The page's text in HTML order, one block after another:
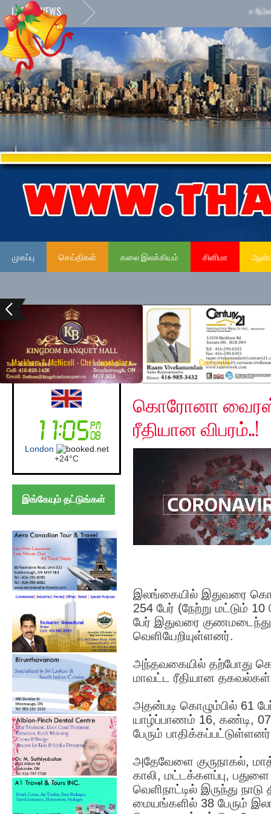
LATEST NEWS
முகப்பு செய்திகள் கலை இலக்கியம் சினிமா
Markham & McNicoll - Chef depot plaza Century21
Australia (Sydney)
Sydney
+18°C
இங்கேயும் தட்டுங்கள்
Monday, April 20,
கொரோனா வைரஸ்
ரீதியான விபரம்..!
இலங்கையில் இதுவரை
254 பேர் (நேற்று மட்டும்
பேர் இதுவரை
வெளியேறியுள்ளனர்.
அந்தவகையில் தற்போது
மாவட்ட ரீதியான தகவல்கள்
அதன்படி கொழும்பில் 61
யாழ்ப்பாணம் 16, கண்டி, 07,
பேரும்
அதேவேளை குருநாகல்,
காலி, மட்டக்களப்பு,
வெளிநாட்டில் இருந்து
மையங்களில் 38 பேரும்